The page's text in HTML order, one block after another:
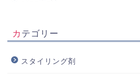
カテゴリー
スタイリング剤